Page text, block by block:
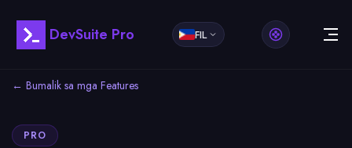
DevSuite Pro FIL
← Bumalik sa mga Features
PRO